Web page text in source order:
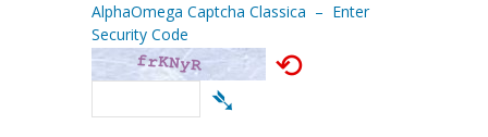
AlphaOmega Captcha Classica – Enter
Security Code
⟲
➴